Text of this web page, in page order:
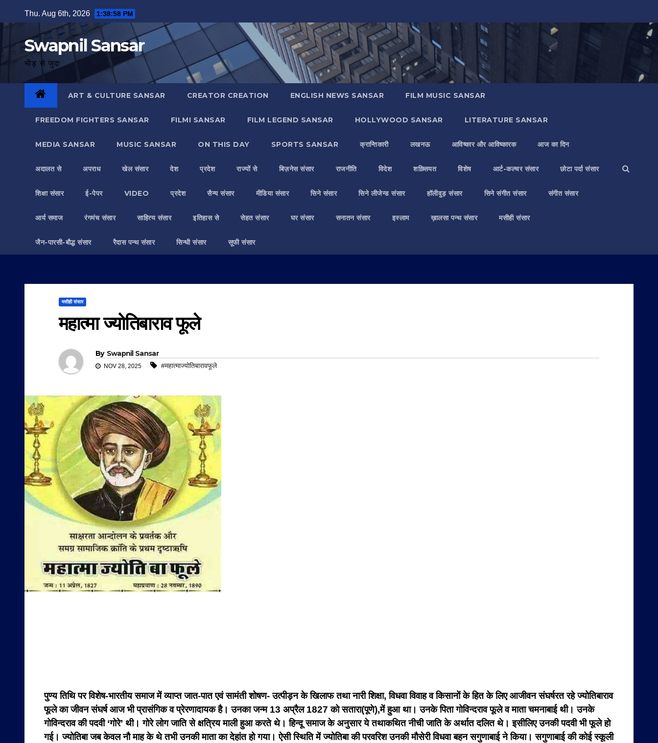
to
Thu. Aug 6th, 2026 1:38:59 PM
Swapnil Sansar
भीड़ से जुदा
ART & CULTURE SANSAR CREATOR CREATION ENGLISH NEWS SANSAR FILM MUSIC SANSAR
FREEDOM FIGHTERS SANSAR FILMI SANSAR FILM LEGEND SANSAR HOLLYWOOD SANSAR LITERATURE SANSAR
MEDIA SANSAR MUSIC SANSAR ON THIS DAY SPORTS SANSAR क्रान्तिकारी लखनऊ आविष्कार और आविष्कारक आज का दिन
अदालत से अपराध खेल संसार देश प्रदेश राज्यों से बिज़नेस संसार राजनीति विदेश शख़्सियत विशेष आर्ट-कल्चर संसार छोटा पर्दा संसार
शिक्षा संसार ई-पेपर VIDEO प्रदेश सैन्य संसार मीडिया संसार सिने संसार सिने लीजेन्ड संसार हॉलीवुड़ संसार सिने संगीत संसार संगीत संसार
आर्य समाज रंगमंच संसार साहित्य संसार इतिहास से सेहत संसार घर संसार सनातन संसार इस्लाम ख़ालसा पन्थ संसार मसीही संसार
जैन-पारसी-बौद्ध संसार रैदास पन्थ संसार सिन्धी संसार सूफी संसार
मसीही संसार
महात्मा ज्योतिबाराव फूले
By Swapnil Sansar
NOV 28, 2025 #महात्माज्योतिबारावफूले
पुण्य तिथि पर विशेष-भारतीय समाज में व्याप्त जात-पात एवं सामंती शोषण- उत्पीड़न के खिलाफ तथा नारी शिक्षा, विधवा विवाह व किसानों के हित के लिए आजीवन संघर्षरत रहे ज्योतिबाराव
फूले का जीवन संघर्ष आज भी प्रासंगिक व प्रेरणादायक है।उनका जन्म 13 अप्रैल 1827 को सतारा(पूणे),में हुआ था। उनके पिता गोविन्दराव फूले व माता चमनाबाई थी। उनके
गोविन्दराव की पदवी ‘गोरे’ थी। गोरे लोग जाति से क्षत्रिय माली हुआ करते थे। हिन्दू समाज के अनुसार ये तथाकथित नीची जाति के अर्थात दलित थे। इसीलिए उनकी पदवी भी फूले हो
गई। ज्योतिबा जब केवल नौ माह के थे तभी उनकी माता का देहांत हो गया। ऐसी स्थिति में ज्योतिबा की परवरिश उनकी मौसेरी विधवा बहन सगुणाबाई ने किया। सगुणाबाई की कोई स्कूली